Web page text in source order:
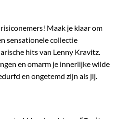
Maak je klaar om
sensationele collectie
hits van Lenny Kravitz.
en omarm je innerlijke wilde
en ongetemd zijn als jij.